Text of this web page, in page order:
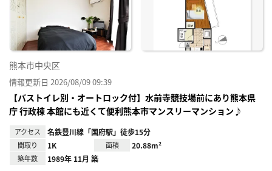
熊本市中央区
情報更新日 2026/08/09 09:39
【バストイレ別・オートロック付】水前寺競技場前にあり熊本県
庁 行政棟 本館にも近くて便利熊本市マンスリーマンション♪
アクセス 名鉄豊川線「国府駅」徒歩15分
間取り 1K 面積 20.88m²
築年数 1989年 11月 築